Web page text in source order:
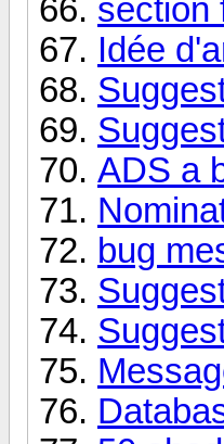
section
Idée
ADS a
bug